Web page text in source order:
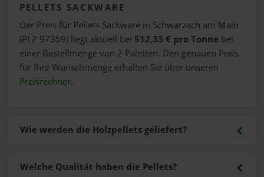
PELLETS SACKWARE
Der Preis für Pellets Sackware in Schwarzach am Main
(PLZ 97359) liegt aktuell bei 512,33 € pro Tonne bei
einer Bestellmenge von 2 Paletten. Den genauen Preis
für Ihre Wunschmenge erhalten Sie über unseren
Preisrechner.
Wie werden die Holzpellets geliefert?
Welche Qualität haben die Pellets?